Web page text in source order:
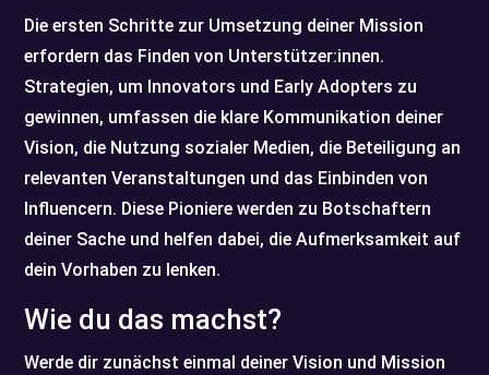
Die ersten Schritte zur Umsetzung deiner Mission
erfordern das Finden von Unterstützer:innen.
Strategien, um Innovators und Early Adopters zu
gewinnen, umfassen die klare Kommunikation deiner
Vision, die Nutzung sozialer Medien, die Beteiligung an
relevanten Veranstaltungen und das Einbinden von
Influencern. Diese Pioniere werden zu Botschaftern
deiner Sache und helfen dabei, die Aufmerksamkeit auf
dein Vorhaben zu lenken.
Wie du das machst?
Werde dir zunächst einmal deiner Vision und Mission